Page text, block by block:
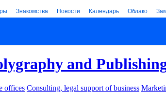
Знакомства Новости Календарь Облако
and
offices Consulting, legal support of business